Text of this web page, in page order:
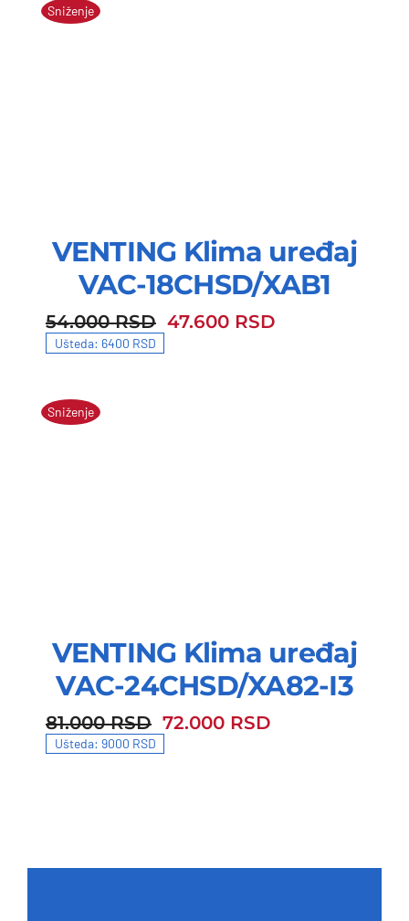
Sniženje
VENTING Klima uređaj
VAC-18CHSD/XAB1
54.000RSD
54.000 RSD. 47.600 RSD
47.600 RSD.
Ušteda: 6400 RSD
Sniženje
VENTING Klima uređaj
VAC-24CHSD/XA82-I3
81.000RSD
81.000 RSD. 72.000 RSD
72.000 RSD.
Ušteda: 9000 RSD